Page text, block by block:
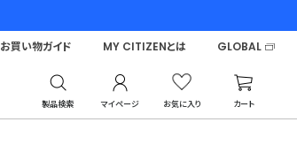
製品検索 マイページ お気に入り カート
お買い物ガイド MY CITIZENとは GLOBAL